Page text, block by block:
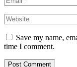
Save my name,
time I comment.